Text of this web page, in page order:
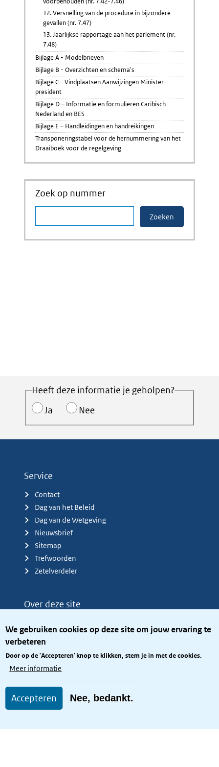
We gebruiken cookies op deze site om jouw ervaring te
verbeteren
Door op de 'Accepteren' knop te klikken, stem je in met de cookies.
Meer informatie
Accepteren Nee, bedankt.
12. Versnelling van de procedure in bijzondere
gevallen (nr. 7.47)
13. Jaarlijkse rapportage aan het parlement (nr.
7.48)
Bijlage A - Modelbrieven
Bijlage B - Overzichten en schema's
Bijlage C - Vindplaatsen Aanwijzingen Minister-
president
Bijlage D – Informatie en formulieren Caribisch
Nederland en BES
Bijlage E – Handleidingen en handreikingen
Transponeringstabel voor de hernummering van het
Draaiboek voor de regelgeving
Zoek op nummer
Heeft deze informatie je geholpen?
Ja
Nee
Service
Contact
Dag van het Beleid
Dag van de Wetgeving
Nieuwsbrief
Sitemap
Trefwoorden
Zetelverdeler
Over deze site
Privacy
Toegang site openbaar
Toegankelijkheid